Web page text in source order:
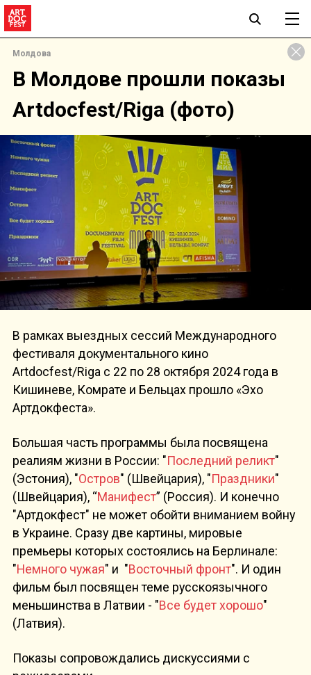
Молдова
В Молдове прошли показы
Artdocfest/Riga (фото)
В рамках выездных сессий Международного
фестиваля документального кино
Artdocfest/Riga с 22 по 28 октября 2024 года в
Кишиневе, Комрате и Бельцах прошло «Эхо
Артдокфеста».
Большая часть программы была посвящена
реалиям жизни в России: "Последний реликт"
(Эстония), "Остров" (Швейцария), "Праздники"
(Швейцария), “Манифест” (Россия). И конечно
"Артдокфест" не может обойти вниманием войну
в Украине. Сразу две картины, мировые
премьеры которых состоялись на Берлинале:
"Немного чужая" и "Восточный фронт". И один
фильм был посвящен теме русскоязычного
меньшинства в Латвии - "Все будет хорошо"
(Латвия).
Показы сопровождались дискуссиями с